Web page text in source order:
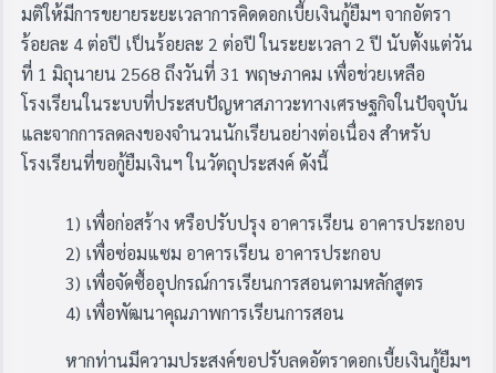
มติให้มีการขยายระยะเวลาการคิดดอกเบี้ยเงินกู้ยืมฯ จากอัตรา
ร้อยละ 4 ต่อปี เป็นร้อยละ 2 ต่อปี ในระยะเวลา 2 ปี นับตั้งแต่วัน
ที่ 1 มิถุนายน 2568 ถึงวันที่ 31 พฤษภาคม เพื่อช่วยเหลือ
โรงเรียนในระบบที่ประสบปัญหาสภาวะทางเศรษฐกิจในปัจจุบัน
และจากการลดลงของจำนวนนักเรียนอย่างต่อเนื่อง สำหรับ
โรงเรียนที่ขอกู้ยืมเงินฯ ในวัตถุประสงค์ ดังนี้
1) เพื่อก่อสร้าง หรือปรับปรุง อาคารเรียน อาคารประกอบ
2) เพื่อซ่อมแซม อาคารเรียน อาคารประกอบ
3) เพื่อจัดซื้ออุปกรณ์การเรียนการสอนตามหลักสูตร
4) เพื่อพัฒนาคุณภาพการเรียนการสอน
หากท่านมีความประสงค์ขอปรับลดอัตราดอกเบี้ยเงินกู้ยืมฯ